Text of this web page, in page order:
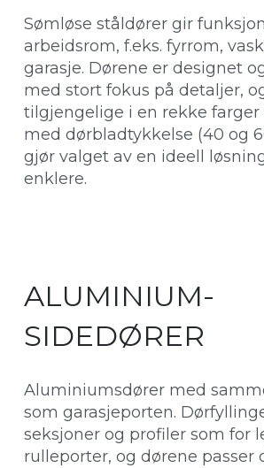
Sømløse ståldører gir
arbeidsrom, f.eks. fyrrom,
garasje. Dørene er designet
med stort fokus på detaljer,
tilgjengelige i en rekke farger
med dørbladtykkelse (40 og
gjør valget av en ideell
enklere.
ALUMINIUM-
SIDEDØRER
Aluminiumsdører med
som garasjeporten.
seksjoner og profiler som for
rulleporter, og dørene passer